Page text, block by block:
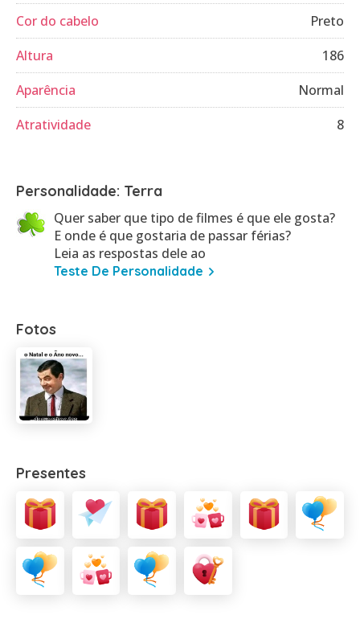
Cor do cabelo
Preto
Altura
186
Aparência
Normal
Atratividade
8
Personalidade: Terra
Quer saber que tipo de filmes é que ele gosta?
E onde é que gostaria de passar férias?
Leia as respostas dele ao
Teste De Personalidade
Fotos
Presentes